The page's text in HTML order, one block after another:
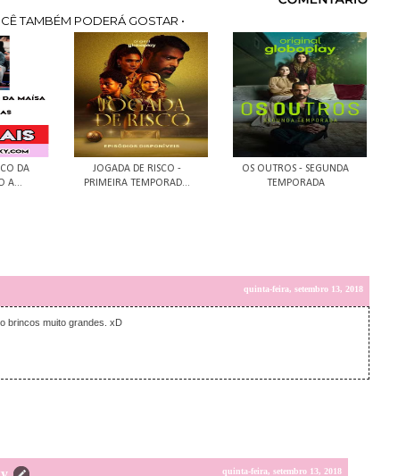
TAMBÉM PODERÁ GOSTAR •
DA
A...
JOGADA DE RISCO -
PRIMEIRA TEMPORAD...
OS OUTROS - SEGUNDA
TEMPORADA
quinta-feira, setembro 13, 2018
brincos muito grandes. xD
quinta-feira, setembro 13, 2018